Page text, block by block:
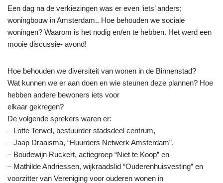
Een dag na de verkiezingen was er even ‘iets’ anders;
woningbouw in Amsterdam.. Hoe behouden we sociale
woningen? Waarom is het nodig en/en te hebben. Het werd een
mooie discussie- avond!
Hoe behouden we diversiteit van wonen in de Binnenstad?
Wat kunnen we er aan doen en wie steunen deze plannen? Hoe
hebben andere bewoners iets voor
elkaar gekregen?
De volgende sprekers waren er:
– Lotte Terwel, bestuurder stadsdeel centrum,
– Jaap Draaisma, “Huurders Netwerk Amsterdam”,
– Boudewijn Ruckert, actiegroep “Niet te Koop” en
– Mathilde Andriessen, wijkraadslid “Ouderenhuisvesting” en
voorzitter van Vereniging voor ouderen wonen in